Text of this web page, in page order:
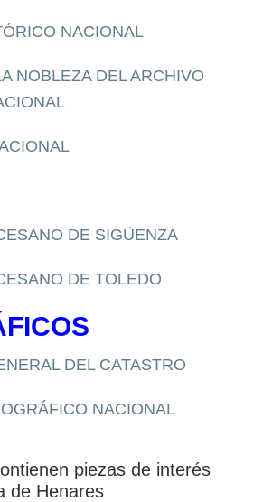
NACIONAL
NOBLEZA DEL ARCHIVO
DE SIGÜENZA
DE TOLEDO
DEL CATASTRO
NACIONAL
piezas de interés
de Henares